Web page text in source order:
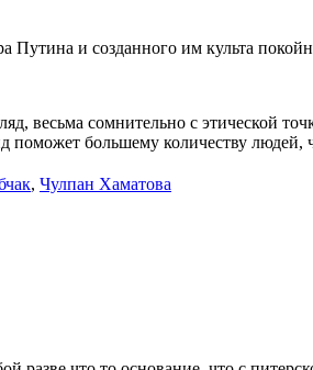
и созданного им культа
весьма сомнительно с
поможет большему количеству
, Чулпан Хаматова